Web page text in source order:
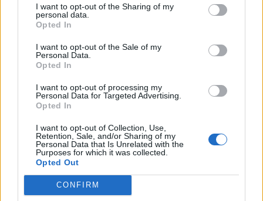
I want to opt-out of the Sharing of my
personal data.
Opted In
I want to opt-out of the Sale of my
Personal Data.
Opted In
I want to opt-out of processing my
Personal Data for Targeted Advertising.
Opted In
I want to opt-out of Collection, Use,
Retention, Sale, and/or Sharing of my
Personal Data that Is Unrelated with the
Purposes for which it was collected.
Opted Out
CONFIRM
Energyfit
Alicante (Alicante)
3427